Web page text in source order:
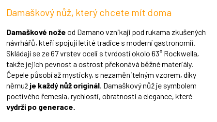
r
k
y
v
ý
p
i
s
u
Damaškový nůž, který chcete mít doma
Damaškové nože od Damano vznikají pod rukama zkušených
návrhářů, kteří spojují letité tradice s moderní gastronomií.
Skládají se ze 67 vrstev oceli s tvrdostí okolo 63° Rockwella,
takže jejich pevnost a ostrost překonává běžné materiály.
Čepele působí až mysticky, s nezaměnitelným vzorem, díky
němuž je každý nůž originál . Damaškový nůž je symbolem
poctivého řemesla, rychlosti, obratnosti a elegance, které
vydrží po generace.